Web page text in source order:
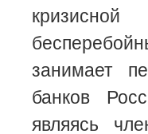
занимает
банков
являясь